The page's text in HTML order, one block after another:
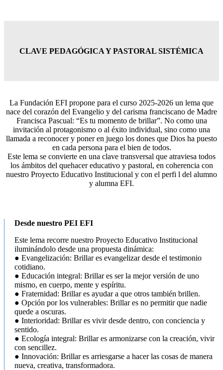
CLAVE PEDAGÓGICA Y PASTORAL SISTÉMICA
La Fundación EFI propone para el curso 2025-2026 un lema que
nace del corazón del Evangelio y del carisma franciscano de Madre
Francisca Pascual: “Es tu momento de brillar”. No como una
invitación al protagonismo o al éxito individual, sino como una
llamada a reconocer y poner en juego los dones que Dios ha puesto
en cada persona para el bien de todos.
Este lema se convierte en una clave transversal que atraviesa todos
los ámbitos del quehacer educativo y pastoral, en coherencia con
nuestro Proyecto Educativo Institucional y con el perfi l del alumno
y alumna EFI.
Desde nuestro PEI EFI
Este lema recorre nuestro Proyecto Educativo Institucional
iluminándolo desde una propuesta dinámica:
● Evangelización: Brillar es evangelizar desde el testimonio
cotidiano.
● Educación integral: Brillar es ser la mejor versión de uno
mismo, en cuerpo, mente y espíritu.
● Fraternidad: Brillar es ayudar a que otros también brillen.
● Opción por los vulnerables: Brillar es no permitir que nadie
quede a oscuras.
● Interioridad: Brillar es vivir desde dentro, con conciencia y
sentido.
● Ecología integral: Brillar es armonizarse con la creación, vivir
con sencillez.
● Innovación: Brillar es arriesgarse a hacer las cosas de manera
nueva, creativa, transformadora.